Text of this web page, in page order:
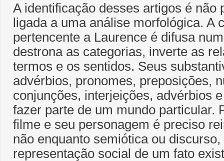
A identificação desses artigos é não
ligada a uma análise morfológica. A
pertencente a Laurence é difusa
destrona as categorias, inverte as
termos e os sentidos. Seus
advérbios, pronomes, preposições,
conjunções, interjeições, advérbios
fazer parte de um mundo particular.
filme e seu personagem é preciso
não enquanto semiótica ou
representação social de um fato